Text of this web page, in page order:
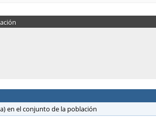
en el conjunto de la población